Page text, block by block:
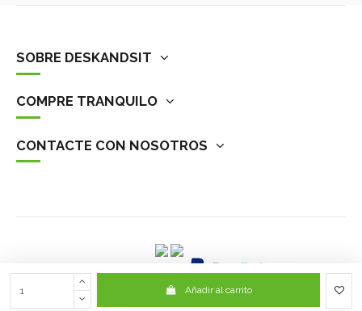
Añadir al carrito
SOBRE DESKANDSIT
COMPRE TRANQUILO
CONTACTE CON NOSOTROS